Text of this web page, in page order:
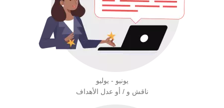
يونيو - يوليو
ناقش و / أو عدل الأهداف